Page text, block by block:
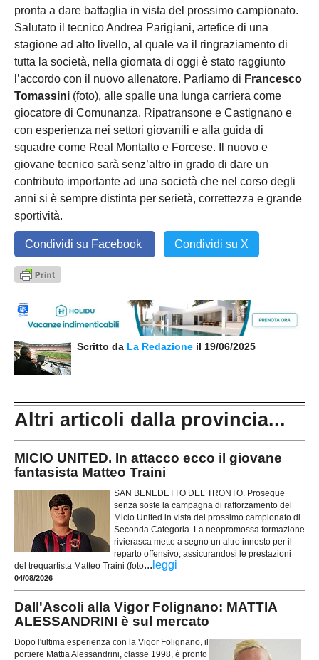
pronta a dare battaglia in vista del prossimo campionato.
Salutato il tecnico Andrea Parigiani, artefice di una
stagione ad alto livello, al quale va il ringraziamento di
tutta la società, nella giornata di oggi è stato raggiunto
l’accordo con il nuovo allenatore. Parliamo di Francesco
Tomassini (foto), alle spalle una lunga carriera come
giocatore di Comunanza, Ripatransone e Castignano e
con esperienza nei settori giovanili e alla guida di
squadre come Real Montalto e Forcese. Il nuovo e
giovane tecnico sarà senz’altro in grado di dare un
contributo importante ad una società che nel corso degli
anni si è sempre distinta per serietà, correttezza e grande
sportività.
Condividi su Facebook Condividi su X
Scritto da La Redazione il 19/06/2025
Altri articoli dalla provincia...
MICIO UNITED. In attacco ecco il giovane
fantasista Matteo Traini
SAN BENEDETTO DEL TRONTO. Prosegue
senza soste la campagna di rafforzamento del
Micio United in vista del prossimo campionato di
Seconda Categoria. La neopromossa formazione
rivierasca mette a segno un altro innesto per il
reparto offensivo, assicurandosi le prestazioni
del trequartista Matteo Traini (foto... leggi
04/08/2026
Dall'Ascoli alla Vigor Folignano: MATTIA
ALESSANDRINI è sul mercato
Dopo l'ultima esperienza con la Vigor Folignano, il
portiere Mattia Alessandrini, classe 1998, è pronto